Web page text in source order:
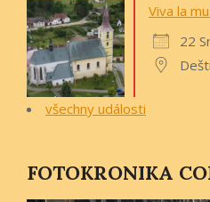
Viva la
22
všechny události
FOTOKRONIKA